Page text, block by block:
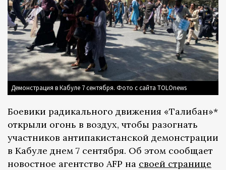
Демонстрация в Кабуле 7 сентября. Фото с сайта TOLOnews
Боевики радикального движения «Талибан»*
открыли огонь в воздух, чтобы разогнать
участников антипакистанской демонстрации
в Кабуле днем 7 сентября. Об этом сообщает
новостное агентство AFP на своей странице